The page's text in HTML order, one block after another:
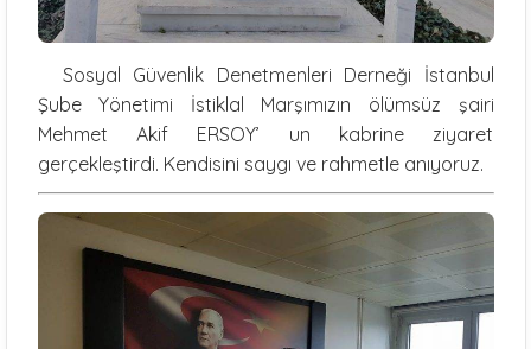
Sosyal Güvenlik Denetmenleri Derneği İstanbul
Şube Yönetimi İstiklal Marşımızın ölümsüz şairi
Mehmet Akif ERSOY’ un kabrine ziyaret
gerçekleştirdi. Kendisini saygı ve rahmetle anıyoruz.